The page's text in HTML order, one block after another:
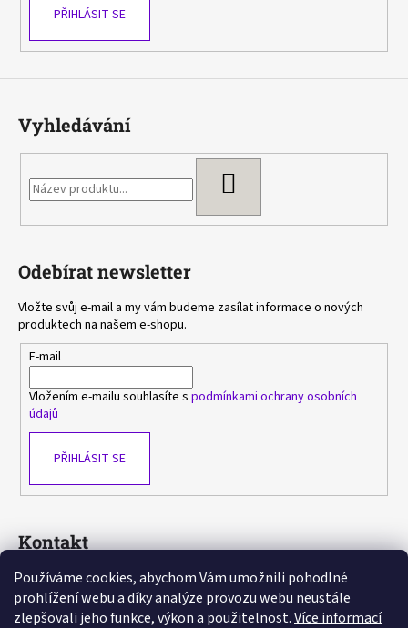
Používáme cookies, abychom Vám umožnili pohodlné
prohlížení webu a díky analýze provozu webu neustále
zlepšovali jeho funkce, výkon a použitelnost.Více informací
PŘIHLÁSIT SE
Vyhledávání
Odebírat newsletter
Vložte svůj e-mail a my vám budeme zasílat informace o nových
produktech na našem e-shopu.
E-mail
Vložením e-mailu souhlasíte s podmínkami ochrany osobních
údajů
PŘIHLÁSIT SE
Kontakt
sasa@ avlka.cz
+420 603 778 892
https://www.facebook.com/avlka